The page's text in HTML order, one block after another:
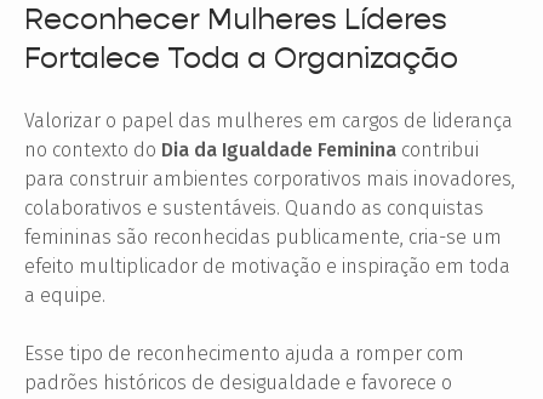
Reconhecer Mulheres Líderes
Fortalece Toda a Organização
Valorizar o papel das mulheres em cargos de liderança
no contexto do Dia da Igualdade Feminina contribui
para construir ambientes corporativos mais inovadores,
colaborativos e sustentáveis. Quando as conquistas
femininas são reconhecidas publicamente, cria-se um
efeito multiplicador de motivação e inspiração em toda
a equipe.
Esse tipo de reconhecimento ajuda a romper com
padrões históricos de desigualdade e favorece o